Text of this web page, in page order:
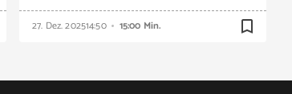
27. Dez. 202514:50 15:00 Min. bookmark_border